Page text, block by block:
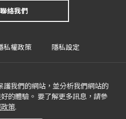
我們的網站，並分析我們網站的
的體驗。 要了解更多訊息，請參
策.
聯絡我們
私權政策 隱私設定